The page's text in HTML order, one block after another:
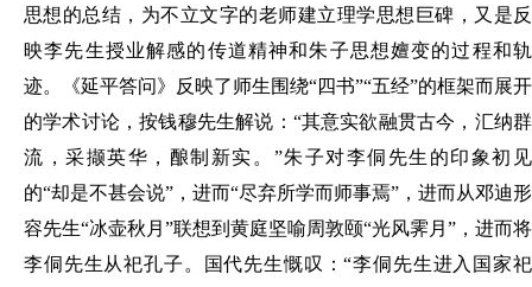
思想的总结，为不立文字的老师建立理学思想巨碑，又是反
映李先生授业解感的传道精神和朱子思想嬗变的过程和轨
迹。《延平答问》反映了师生围绕“四书”“五经”的框架而展开
的学术讨论，按钱穆先生解说：“其意实欲融贯古今，汇纳群
流，采撷英华，酿制新实。”朱子对李侗先生的印象初见
的“却是不甚会说”，进而“尽弃所学而师事焉”，进而从邓迪形
容先生“冰壶秋月”联想到黄庭坚喻周敦颐“光风霁月”，进而将
李侗先生从祀孔子。国代先生慨叹：“李侗先生进入国家祀